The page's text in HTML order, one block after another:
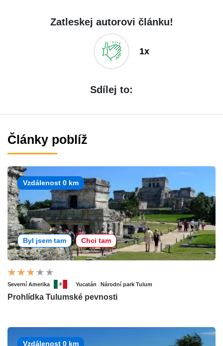
Zatleskej autorovi článku!
1x
Sdílej to:
Články poblíž
Vzdálenost 0 km
Byl jsem tam Chci tam
Severní Amerika Yucatán Národní park Tulum
Prohlídka Tulumské pevnosti
Vzdálenost 0 km